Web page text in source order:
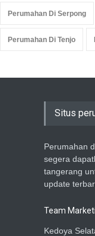
Perumahan Di Serpong
Perumahan Di Tenjo
Situs
Perumahan
segera
tangerang
update
Team
Kedoya